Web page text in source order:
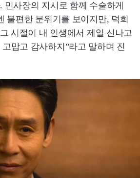
민사장의 지시로 함께 수술하게
불편한 분위기를 보이지만, 덕희
시절이 내 인생에서 제일 신나고
맙고 감사하지”라고 말하며 진